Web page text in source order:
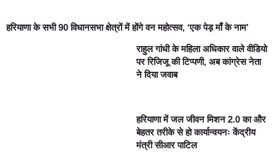
हरियाणा के सभी 90 विधानसभा क्षेत्रों में होंगे वन महोत्सव, ‘एक पेड़ माँ के नाम’
राहुल गांधी के महिला अधिकार वाले वीडियो
पर रिजिजू की टिप्पणी, अब कांग्रेस नेता
ने दिया जवाब
हरियाणा में जल जीवन मिशन 2.0 का और
बेहतर तरीके से हो कार्यान्वयनः केंद्रीय
मंत्री सीआर पाटिल